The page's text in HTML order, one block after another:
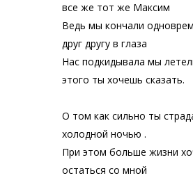
все же тот же Максим
Ведь мы кончали
друг другу в глаза
Нас подкидывала мы
этого ты хочешь сказать.
О том как сильно ты
холодной ночью .
При этом больше жизни
остаться со мной